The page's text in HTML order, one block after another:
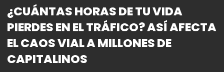
¿CUÁNTAS HORAS DE TU VIDA
PIERDES EN EL TRÁFICO? ASÍ AFECTA
EL CAOS VIAL A MILLONES DE
CAPITALINOS